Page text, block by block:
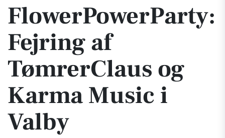
FlowerPowerParty:
Fejring af
TømrerClaus og
Karma Music i
Valby